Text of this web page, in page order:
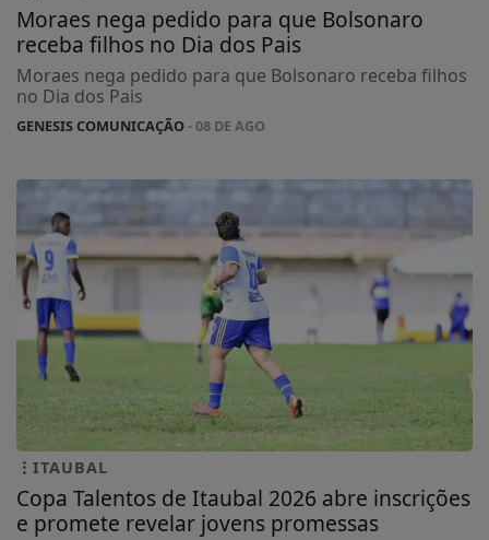
Moraes nega pedido para que Bolsonaro
receba filhos no Dia dos Pais
Moraes nega pedido para que Bolsonaro receba filhos
no Dia dos Pais
GENESIS COMUNICAÇÃO- 08 DE AGO
ITAUBAL
Copa Talentos de Itaubal 2026 abre inscrições
e promete revelar jovens promessas